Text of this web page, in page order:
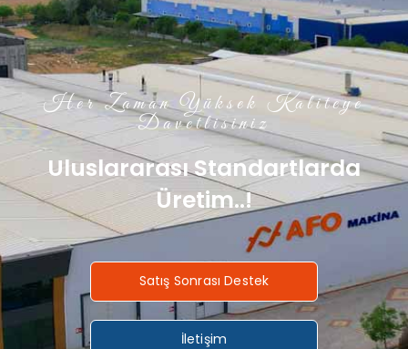
Her Zaman Yüksek Kaliteye
Davetlisiniz
Uluslararası Standartlarda
Üretim..!
Satış Sonrası Destek
İletişim